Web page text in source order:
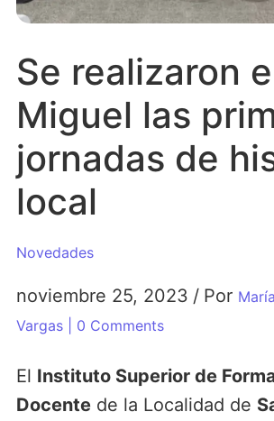
Se realizaron
Miguel las
jornadas de
local
Novedades
noviembre 25, 2023 / Por
Vargas
| 0 Comments
El Instituto Superior de
Docentede la Localidad de